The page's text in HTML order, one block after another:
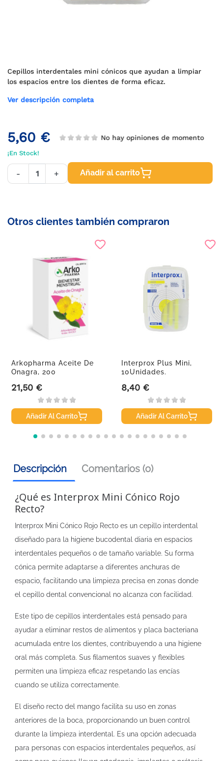
Cepillos interdentales mini cónicos que ayudan a limpiar
los espacios entre los dientes de forma eficaz.
Ver descripción completa
5,60 € No hay opiniones de momento
¡En Stock!
- + Añadir al carrito
Otros clientes también compraron
Arkopharma Aceite De
Onagra, 200
Precio
21,50 €
Añadir Al Carrito
Interprox Plus Mini,
10Unidades.
Precio
8,40 €
Añadir Al Carrito
Descripción Comentarios (0)
¿Qué es Interprox Mini Cónico Rojo
Recto?
Interprox Mini Cónico Rojo Recto es un cepillo interdental
diseñado para la higiene bucodental diaria en espacios
interdentales pequeños o de tamaño variable. Su forma
cónica permite adaptarse a diferentes anchuras de
espacio, facilitando una limpieza precisa en zonas donde
el cepillo dental convencional no alcanza con facilidad.
Este tipo de cepillos interdentales está pensado para
ayudar a eliminar restos de alimentos y placa bacteriana
acumulada entre los dientes, contribuyendo a una higiene
oral más completa. Sus filamentos suaves y flexibles
permiten una limpieza eficaz respetando las encías
cuando se utiliza correctamente.
El diseño recto del mango facilita su uso en zonas
anteriores de la boca, proporcionando un buen control
durante la limpieza interdental. Es una opción adecuada
para personas con espacios interdentales pequeños, así